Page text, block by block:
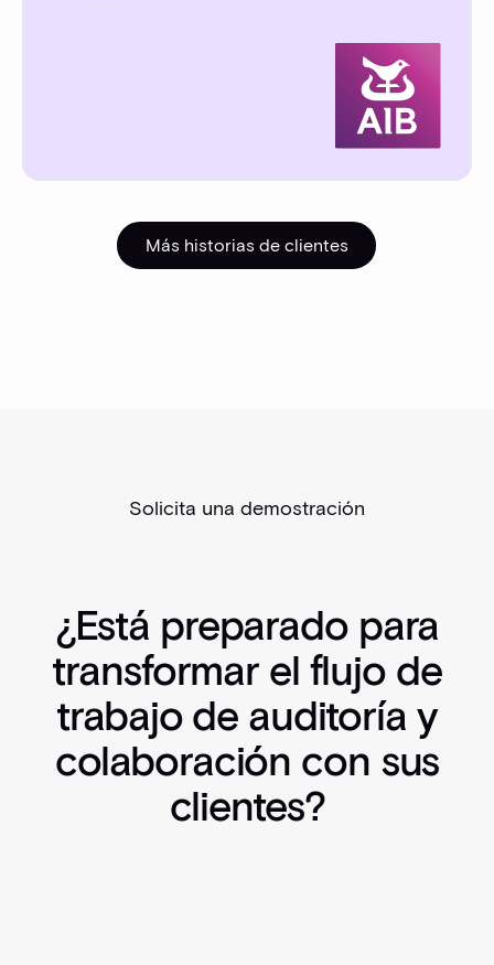
Más historias de
Más historias de clientes
Solicita una demostración
¿Está preparado para
transformar el flujo de
trabajo de auditoría y
colaboración con sus
clientes?